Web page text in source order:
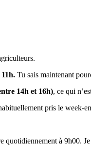
Tu sais maintenant
14h et 16h), ce qui
pris le week-
à 9h00.